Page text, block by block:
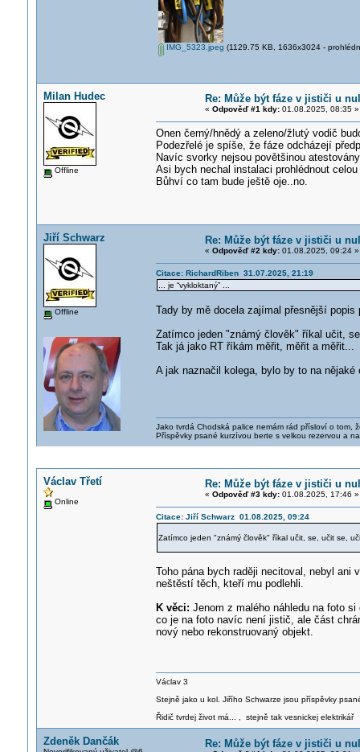
IMG_5323.jpeg (1129.75 KB, 1636x3024 -
Milan Hudec
Offline
Re: Může být fáze v jističi u
« Odpověď #1 kdy:01.08.2025, 08:35 »
Onen černý/hnědý a zeleno/žlutý vodič
Podezřelé je spíše, že fáze odcházejí
Navíc svorky nejsou povětšinou
Asi bych nechal instalaci prohlédnout
Bůhví co tam bude ještě oje..no.
Jiří Schwarz
Offline
Re: Může být fáze v jističi u
« Odpověď #2 kdy:01.08.2025, 09:24 »
Citace: RichardRiben 31.07.2025, 21:19
... je “vykloktaný” ...
Tady by mě docela zajímal přesnější
Zatímco jeden "známý člověk" říkal učit,
Tak já jako RT říkám měřit, měřit a měřit...
A jak naznačil kolega, bylo by to na
Jako tvrdá Chodská palice nemám rád přísloví o tom,
Příspěvky psané kurzívou berte s velkou rezervou a
Václav Třetí
Online
Re: Může být fáze v jističi u
« Odpověď #3 kdy:01.08.2025, 17:46 »
Citace: Jiří Schwarz 01.08.2025, 09:24
Zatímco jeden "známý člověk" říkal učit, se, učit se,
Toho pána bych raději necitoval, nebyl ani
neštěstí těch, kteří mu podlehli.
K věci: Jenom z malého náhledu na foto
co je na foto navíc není jistič, ale část
nový nebo rekonstruovaný objekt.
Václav 3
Stejně jako u kol. Jiřího Schwarze jsou příspěvky
Řidič tvrdej život má... , stejně tak vesnickej elektrikář
Zdeněk Dančák Re: Může být fáze v jističi u